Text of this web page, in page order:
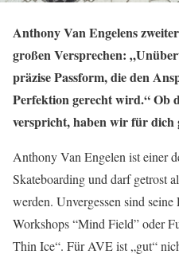
Anthony Van Engelens
großen Versprechen:
präzise Passform, die den
Perfektion gerecht wird.“ Ob
verspricht, haben wir für dich
Anthony Van Engelen ist einer
Skateboarding und darf getrost
werden. Unvergessen sind
Workshops “Mind Field” oder
Thin Ice“. Für AVE ist „gut“